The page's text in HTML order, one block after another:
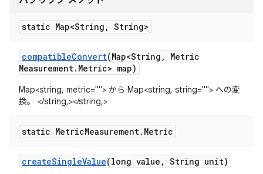
static Map<String , String>
compatibleConvert(Map<String ,
Metric
Measurement. Metric> map)
Map<string, metric=""> から Map<string, string=""> への変
換。 </string,></string,>
static MetricMeasurement. Metric
createSingleValue(long value , String unit)